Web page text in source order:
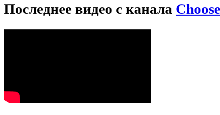
Последнее видео с канала